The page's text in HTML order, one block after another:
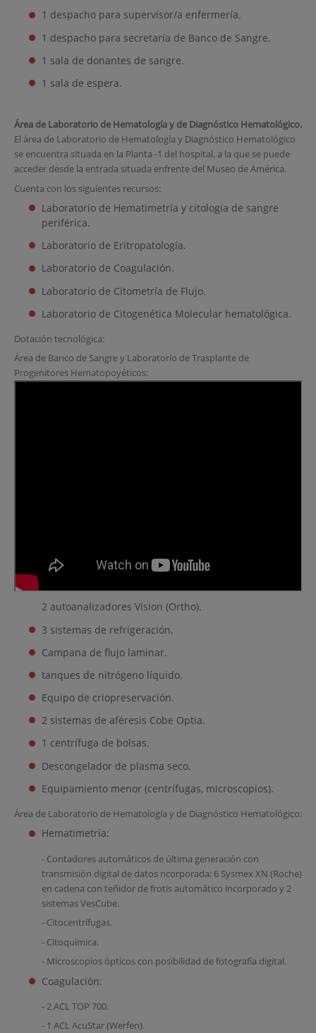
1 despacho para supervisor/a enfermería.
1 despacho para secretaría de Banco de Sangre.
1 sala de donantes de sangre.
1 sala de espera.
Área de Laboratorio de Hematología y de Diagnóstico Hematológico.
El área de Laboratorio de Hematología y Diagnóstico Hematológico
se encuentra situada en la Planta -1 del hospital, a la que se puede
acceder desde la entrada situada enfrente del Museo de América.
Cuenta con los siguientes recursos:
Laboratorio de Hematimetría y citología de sangre
periférica.
Laboratorio de Eritropatología.
Laboratorio de Coagulación.
Laboratorio de Citometría de Flujo.
Laboratorio de Citogenética Molecular hematológica.
Dotación tecnológica:
Área de Banco de Sangre y Laboratorio de Trasplante de
Progenitores Hematopoyéticos:
2 autoanalizadores Vision (Ortho).
3 sistemas de refrigeración.
Campana de flujo laminar.
tanques de nitrógeno líquido.
Equipo de criopreservación.
2 sistemas de aféresis Cobe Optia.
1 centrífuga de bolsas.
Descongelador de plasma seco.
Equipamiento menor (centrífugas, microscopios).
Área de Laboratorio de Hematología y de Diagnóstico Hematológico:
Hematimetría:
- Contadores automáticos de última generación con
transmisión digital de datos ncorporada: 6 Sysmex XN (Roche)
en cadena con teñidor de frotis automático incorporado y 2
sistemas VesCube.
- Citocentrífugas.
- Citoquímica.
- Microscopios ópticos con posibilidad de fotografía digital.
Coagulación:
- 2 ACL TOP 700.
- 1 ACL AcuStar (Werfen).